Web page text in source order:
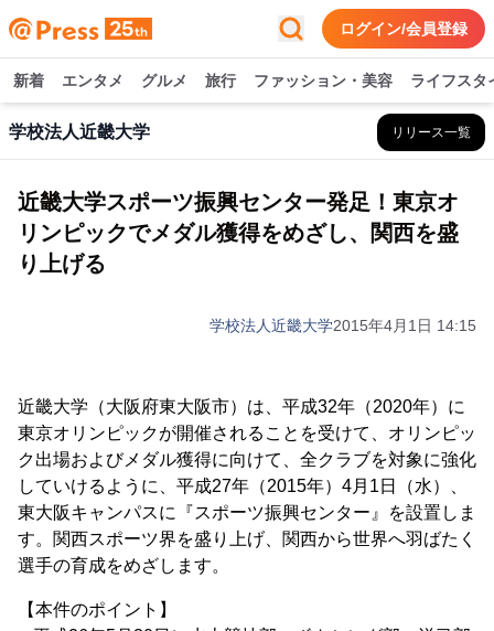
ログイン/会員登録
新着 エンタメ グルメ 旅行 ファッション・美容 ライフスタ
学校法人近畿大学 リリース一覧
近畿大学スポーツ振興センター発足！東京オ
リンピックでメダル獲得をめざし、関西を盛
り上げる
学校法人近畿大学2015年4月1日 14:15
近畿大学（大阪府東大阪市）は、平成32年（2020年）に
東京オリンピックが開催されることを受けて、オリンピッ
ク出場およびメダル獲得に向けて、全クラブを対象に強化
していけるように、平成27年（2015年）4月1日（水）、
東大阪キャンパスに『スポーツ振興センター』を設置しま
す。関西スポーツ界を盛り上げ、関西から世界へ羽ばたく
選手の育成をめざします。
【本件のポイント】